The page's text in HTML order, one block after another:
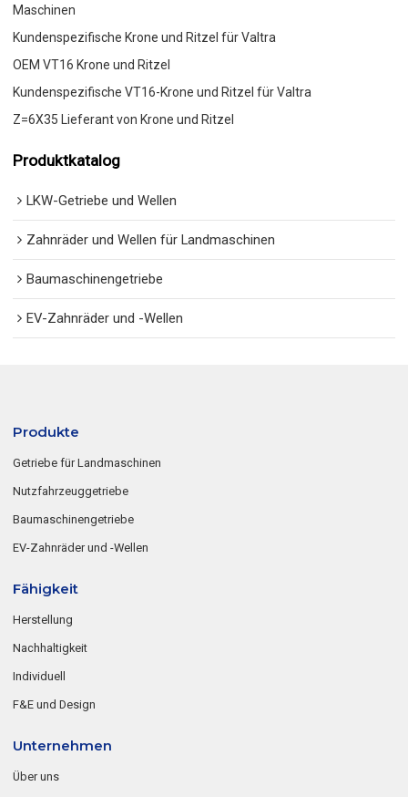
Maschinen
Kundenspezifische Krone und Ritzel für Valtra
OEM VT16 Krone und Ritzel
Kundenspezifische VT16-Krone und Ritzel für Valtra
Z=6X35 Lieferant von Krone und Ritzel
Produktkatalog
LKW-Getriebe und Wellen
Zahnräder und Wellen für Landmaschinen
Baumaschinengetriebe
EV-Zahnräder und -Wellen
Produkte
Getriebe für Landmaschinen
Nutzfahrzeuggetriebe
Baumaschinengetriebe
EV-Zahnräder und -Wellen
Fähigkeit
Herstellung
Nachhaltigkeit
Individuell
F&E und Design
Unternehmen
Über uns